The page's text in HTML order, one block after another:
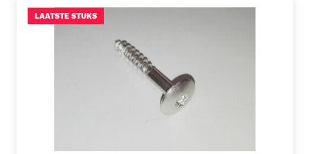
LAATSTE STUKS